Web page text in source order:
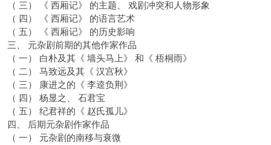
（ 三） 《 西厢记》 的主题、 戏剧冲突和人物形象
（ 四） 《 西厢记》 的语言艺术
（ 五） 《 西厢记》 的历史影响
三、 元杂剧前期的其他作家作品
（ 一） 白朴及其《 墙头马上》 和《 梧桐雨》
（ 二） 马致远及其《 汉宫秋》
（ 三） 康进之的《 李逵负荆》
（ 四） 杨显之、 石君宝
（ 五） 纪君祥的《 赵氏孤儿》
四、 后期元杂剧作家作品
（ 一） 元杂剧的南移与衰微